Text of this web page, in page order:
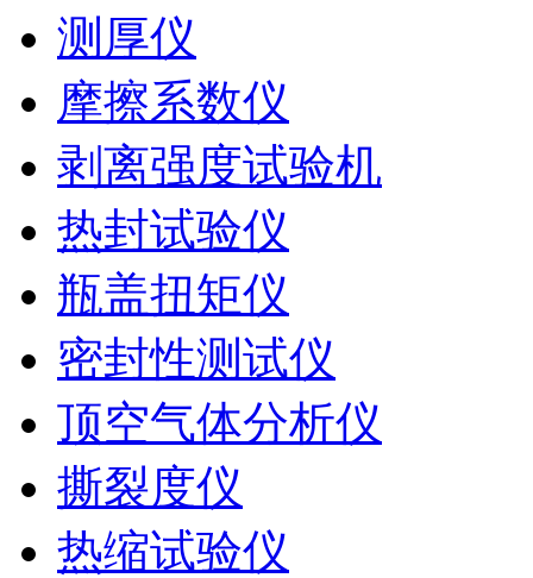
测厚仪
摩擦系数仪
剥离强度试验机
热封试验仪
瓶盖扭矩仪
密封性测试仪
顶空气体分析仪
撕裂度仪
热缩试验仪